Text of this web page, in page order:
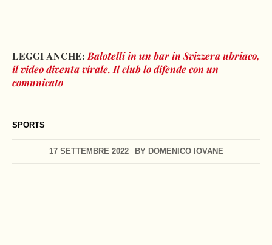
SPORTS
17 SETTEMBRE 2022 BY DOMENICO IOVANE
LEGGI ANCHE: Balotelli in un bar in Svizzera ubriaco,
il video diventa virale. Il club lo difende con un
comunicato